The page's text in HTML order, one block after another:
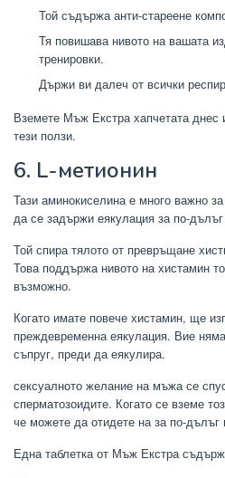
Той съдържа анти-стареене
Тя повишава нивото на вашата
тренировки.
Държи ви далеч от всички
Вземете Мъж Екстра хапчетата днес
тези ползи.
6. L-метионин
Тази аминокиселина е много важно
да се задържи еякулация за по-
Той спира тялото от превръщане
Това поддържа нивото на хистамин
възможно.
Когато имате повече хистамин, ще
преждевременна еякулация. Вие
съпруг, преди да еякулира.
сексуалното желание на мъжа се
сперматозоидите. Когато се вземе
че можете да отидете на за по-дълъг
Една таблетка от Мъж Екстра